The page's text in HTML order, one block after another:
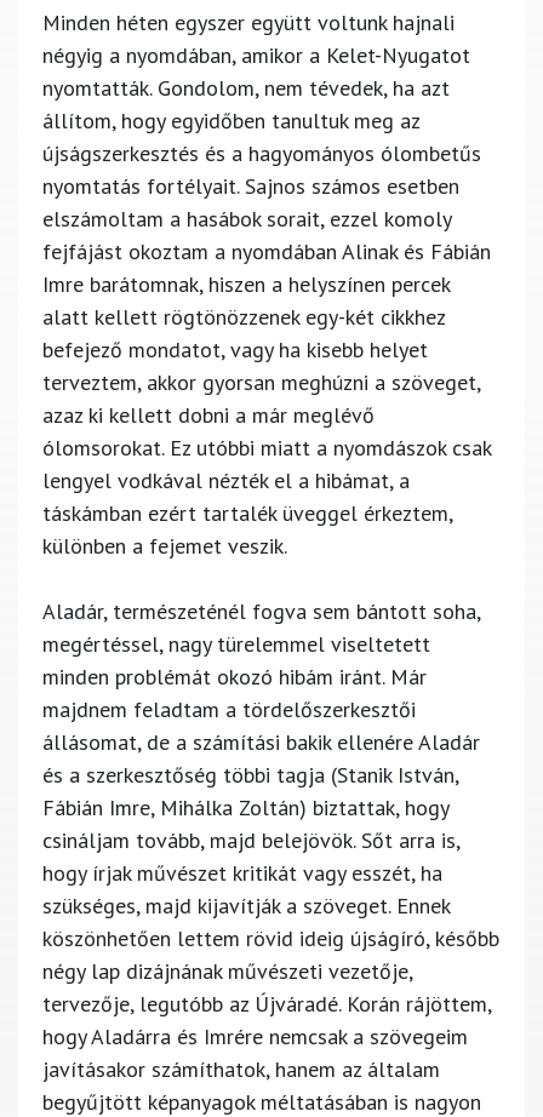
Minden héten egyszer együtt voltunk hajnali
négyig a nyomdában, amikor a Kelet-Nyugatot
nyomtatták. Gondolom, nem tévedek, ha azt
állítom, hogy egyidőben tanultuk meg az
újságszerkesztés és a hagyományos ólombetűs
nyomtatás fortélyait. Sajnos számos esetben
elszámoltam a hasábok sorait, ezzel komoly
fejfájást okoztam a nyomdában Alinak és Fábián
Imre barátomnak, hiszen a helyszínen percek
alatt kellett rögtönözzenek egy-két cikkhez
befejező mondatot, vagy ha kisebb helyet
terveztem, akkor gyorsan meghúzni a szöveget,
azaz ki kellett dobni a már meglévő
ólomsorokat. Ez utóbbi miatt a nyomdászok csak
lengyel vodkával nézték el a hibámat, a
táskámban ezért tartalék üveggel érkeztem,
különben a fejemet veszik.
Aladár, természeténél fogva sem bántott soha,
megértéssel, nagy türelemmel viseltetett
minden problémát okozó hibám iránt. Már
majdnem feladtam a tördelőszerkesztői
állásomat, de a számítási bakik ellenére Aladár
és a szerkesztőség többi tagja (Stanik István,
Fábián Imre, Mihálka Zoltán) biztattak, hogy
csináljam tovább, majd belejövök. Sőt arra is,
hogy írjak művészet kritikát vagy esszét, ha
szükséges, majd kijavítják a szöveget. Ennek
köszönhetően lettem rövid ideig újságíró, később
négy lap dizájnának művészeti vezetője,
tervezője, legutóbb az Újváradé. Korán rájöttem,
hogy Aladárra és Imrére nemcsak a szövegeim
javításakor számíthatok, hanem az általam
begyűjtött képanyagok méltatásában is nagyon